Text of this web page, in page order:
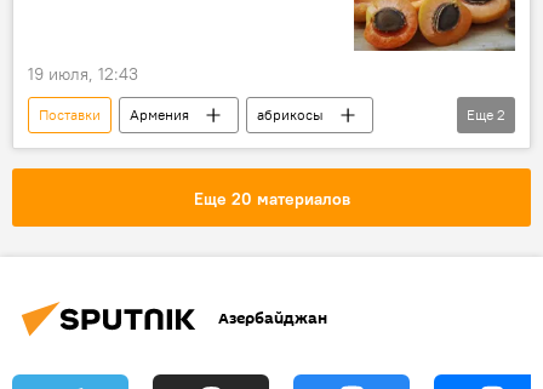
19 июля, 12:43
Поставки Армения
абрикосы
Испания
фрукты
Еще 2
Еще 20 материалов
Азербайджан